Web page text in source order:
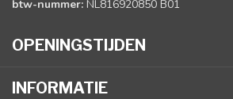
btw-nummer: NL816920850 B01
OPENINGSTIJDEN
INFORMATIE